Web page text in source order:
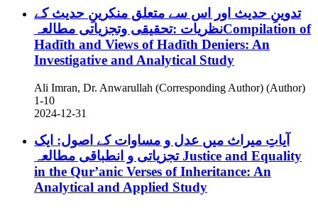
تدوینِ حدیث اور اس سے متعلق منکرینِ حدیث کے
نظریات :تحقیقی وتجزیاتی مطالعہCompilation of
Hadīth and Views of Hadīth Deniers: An
Investigative and Analytical Study
Ali Imran, Dr. Anwarullah (Corresponding Author) (Author)
1-10
2024-12-31
آیاتِ میراث میں عدل و مساوات کے اصول: ایک
تجزیاتی و انطباقی مطالعہ Justice and Equality
in the Qur’anic Verses of Inheritance: An
Analytical and Applied Study